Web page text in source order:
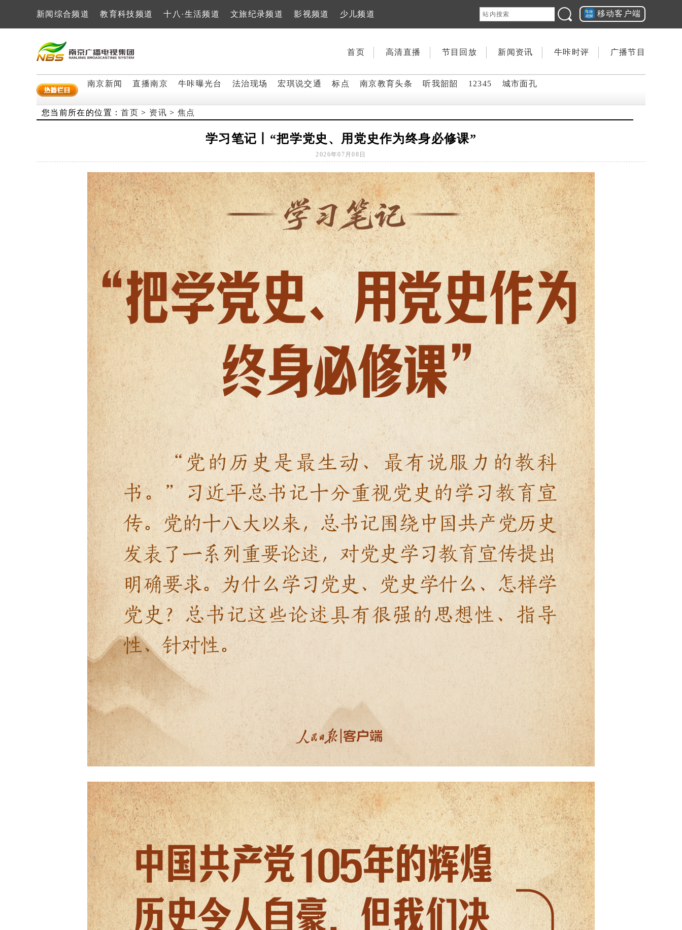
新闻综合频道 教育科技频道 十八·生活频道 文旅纪录频道 影视频道 少儿频道 移动客户端
首页 高清直播 节目回放 新闻资讯 牛咔时评 广播节目
南京新闻 直播南京 牛咔曝光台 法治现场 宏琪说交通 标点 南京教育头条 听我韶韶 12345 城市面孔
您当前所在的位置：首页 > 资讯 >焦点
学习笔记丨“把学党史、用党史作为终身必修课”
2026年07月08日